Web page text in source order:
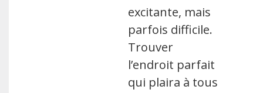
excitante, mais
parfois difficile.
Trouver
l’endroit parfait
qui plaira à tous